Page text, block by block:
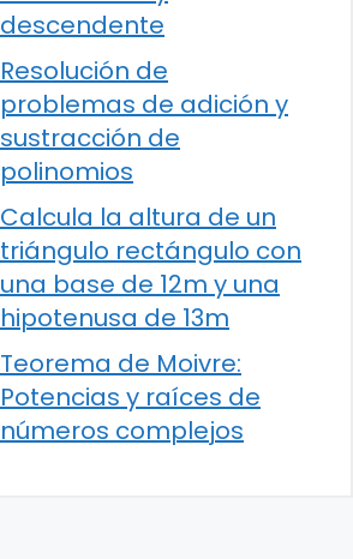
descendente
Resolución de
problemas de adición y
sustracción de
polinomios
Calcula la altura de un
triángulo rectángulo con
una base de 12m y una
hipotenusa de 13m
Teorema de Moivre:
Potencias y raíces de
números complejos